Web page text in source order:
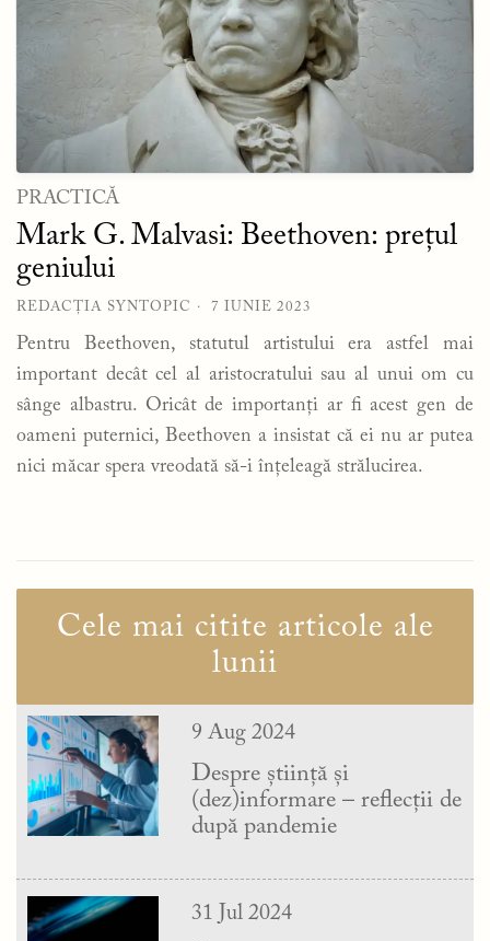
PRACTICĂ
Mark G. Malvasi: Beethoven: prețul
geniului
REDACȚIA SYNTOPIC 7 IUNIE 2023
Pentru Beethoven, statutul artistului era astfel mai
important decât cel al aristocratului sau al unui om cu
sânge albastru. Oricât de importanți ar fi acest gen de
oameni puternici, Beethoven a insistat că ei nu ar putea
nici măcar spera vreodată să-i înțeleagă strălucirea.
Cele mai citite articole ale
lunii
9 Aug 2024
Despre știință și
(dez)informare – reflecții de
după pandemie
31 Jul 2024